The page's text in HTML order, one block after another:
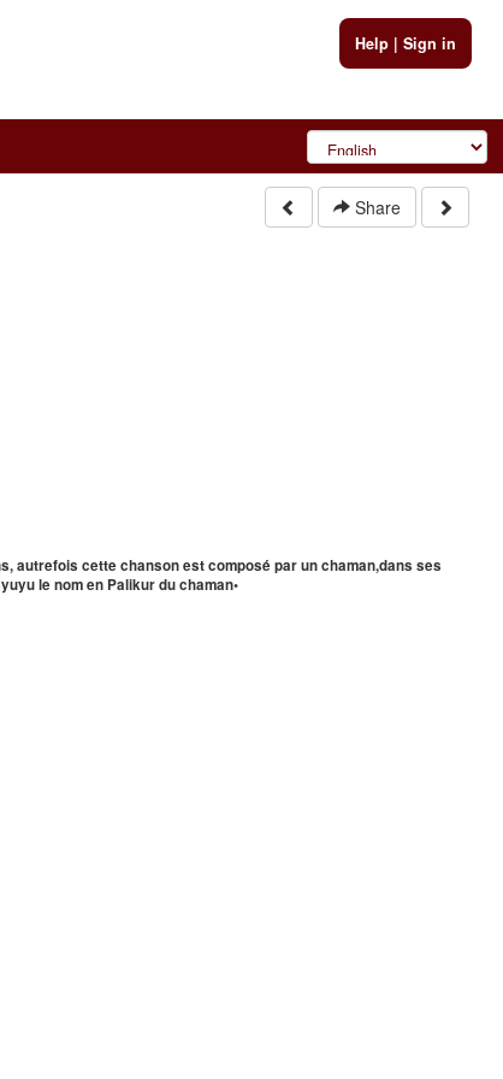
Help| Sign in
Share
autrefois cette chanson est composé par un chaman,dans ses
le nom en Palikur du chaman•